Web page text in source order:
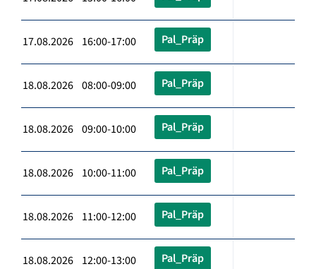
17.08.2026 16:00-17:00 Pal_Präp
18.08.2026 08:00-09:00 Pal_Präp
18.08.2026 09:00-10:00 Pal_Präp
18.08.2026 10:00-11:00 Pal_Präp
18.08.2026 11:00-12:00 Pal_Präp
18.08.2026 12:00-13:00 Pal_Präp